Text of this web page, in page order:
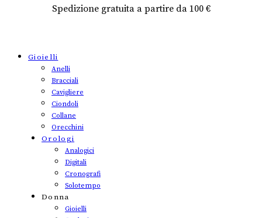
Spedizione gratuita a partire da 100 €
Gioielli
Anelli
Bracciali
Cavigliere
Ciondoli
Collane
Orecchini
Orologi
Analogici
Digitali
Cronografi
Solotempo
Donna
Gioielli